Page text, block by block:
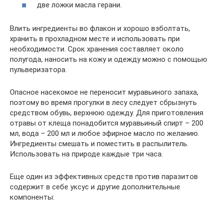
две ложки масла герани.
Влить ингредиенты во флакон и хорошо взболтать,
хранить в прохладном месте и использовать при
необходимости. Срок хранения составляет около
полугода, наносить на кожу и одежду можно с помощью
пульверизатора.
Опасное насекомое не переносит муравьиного запаха,
поэтому во время прогулки в лесу следует сбрызнуть
средством обувь, верхнюю одежду. Для приготовления
отравы от клеща понадобится муравьиный спирт – 200
мл, вода – 200 мл и любое эфирное масло по желанию.
Ингредиенты смешать и поместить в распылитель.
Использовать на природе каждые три часа.
Еще один из эффективных средств против паразитов
содержит в себе уксус и другие дополнительные
компоненты: